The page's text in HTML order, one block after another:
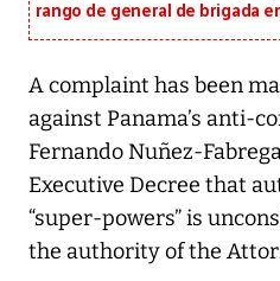
rango de general de brigada
A complaint has been
against Panama’s anti-
Fernando Nuñez-
Executive Decree that
“super-powers” is
the authority of the